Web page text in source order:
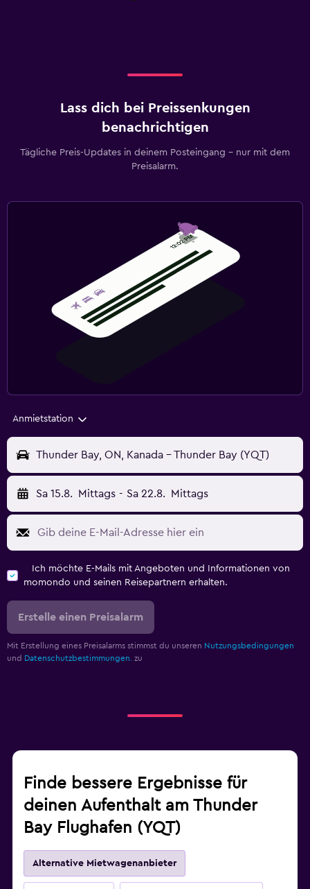
Lass dich bei Preissenkungen
benachrichtigen
Tägliche Preis-Updates in deinem Posteingang – nur mit dem
Preisalarm.
Anmietstation
Thunder Bay, ON, Kanada - Thunder Bay (YQT)
Sa 15.8. Mittags - Sa 22.8. Mittags
Ich möchte E-Mails mit Angeboten und Informationen von
momondo und seinen Reisepartnern erhalten.
Erstelle einen Preisalarm
Mit Erstellung eines Preisalarms stimmst du unseren Nutzungsbedingungen
und Datenschutzbestimmungen. zu
Finde bessere Ergebnisse für
deinen Aufenthalt am Thunder
Bay Flughafen (YQT)
Alternative Mietwagenanbieter